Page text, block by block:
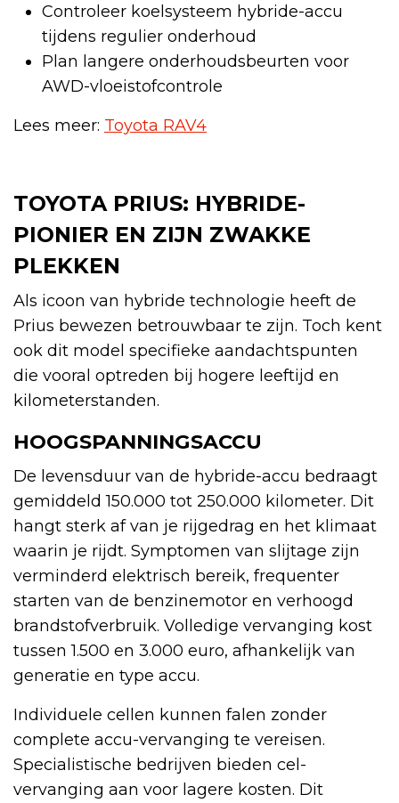
Controleer koelsysteem hybride-accu
tijdens regulier onderhoud
Plan langere onderhoudsbeurten voor
AWD-vloeistofcontrole
Lees meer: Toyota RAV4
TOYOTA PRIUS: HYBRIDE-
PIONIER EN ZIJN ZWAKKE
PLEKKEN
Als icoon van hybride technologie heeft de
Prius bewezen betrouwbaar te zijn. Toch kent
ook dit model specifieke aandachtspunten
die vooral optreden bij hogere leeftijd en
kilometerstanden.
HOOGSPANNINGSACCU
De levensduur van de hybride-accu bedraagt
gemiddeld 150.000 tot 250.000 kilometer. Dit
hangt sterk af van je rijgedrag en het klimaat
waarin je rijdt. Symptomen van slijtage zijn
verminderd elektrisch bereik, frequenter
starten van de benzinemotor en verhoogd
brandstofverbruik. Volledige vervanging kost
tussen 1.500 en 3.000 euro, afhankelijk van
generatie en type accu.
Individuele cellen kunnen falen zonder
complete accu-vervanging te vereisen.
Specialistische bedrijven bieden cel-
vervanging aan voor lagere kosten. Dit